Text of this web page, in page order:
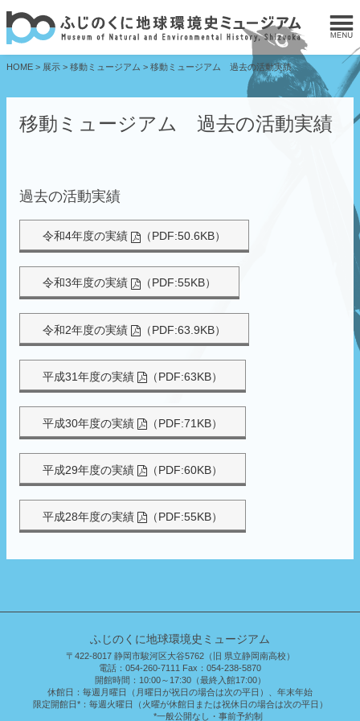
HOME > 展示 > 移動ミュージアム > 移動ミュージアム 過去の活動実績
移動ミュージアム 過去の活動実績
過去の活動実績
令和4年度の実績 （PDF:50.6KB）
令和3年度の実績 （PDF:55KB）
令和2年度の実績 （PDF:63.9KB）
平成31年度の実績 （PDF:63KB）
平成30年度の実績 （PDF:71KB）
平成29年度の実績 （PDF:60KB）
平成28年度の実績 （PDF:55KB）
ふじのくに地球環境史ミュージアム
〒422-8017 静岡市駿河区大谷5762（旧 県立静岡南高校）
電話：054-260-7111 Fax：054-238-5870
開館時間： 10:00～17:30（最終入館17:00）
休館日： 毎週月曜日（月曜日が祝日の場合は次の平日）、年末年始
限定開館日*： 毎週火曜日（火曜が休館日または祝休日の場合は次の平日）
*一般公開なし・事前予約制